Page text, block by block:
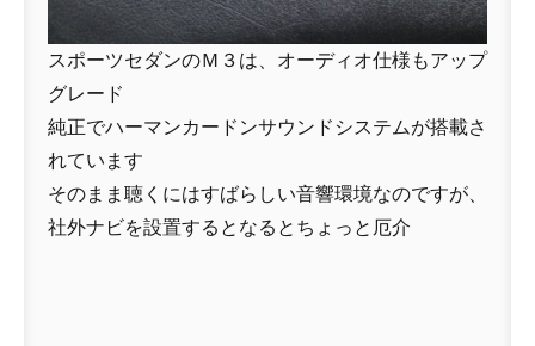
スポーツセダンのＭ３は、オーディオ仕様もアップ
グレード
純正でハーマンカードンサウンドシステムが搭載さ
れています
そのまま聴くにはすばらしい音響環境なのですが、
社外ナビを設置するとなるとちょっと厄介